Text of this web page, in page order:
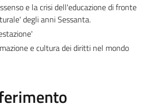
e la crisi dell'educazione di fronte
degli anni Sessanta.
e cultura dei diritti nel mondo